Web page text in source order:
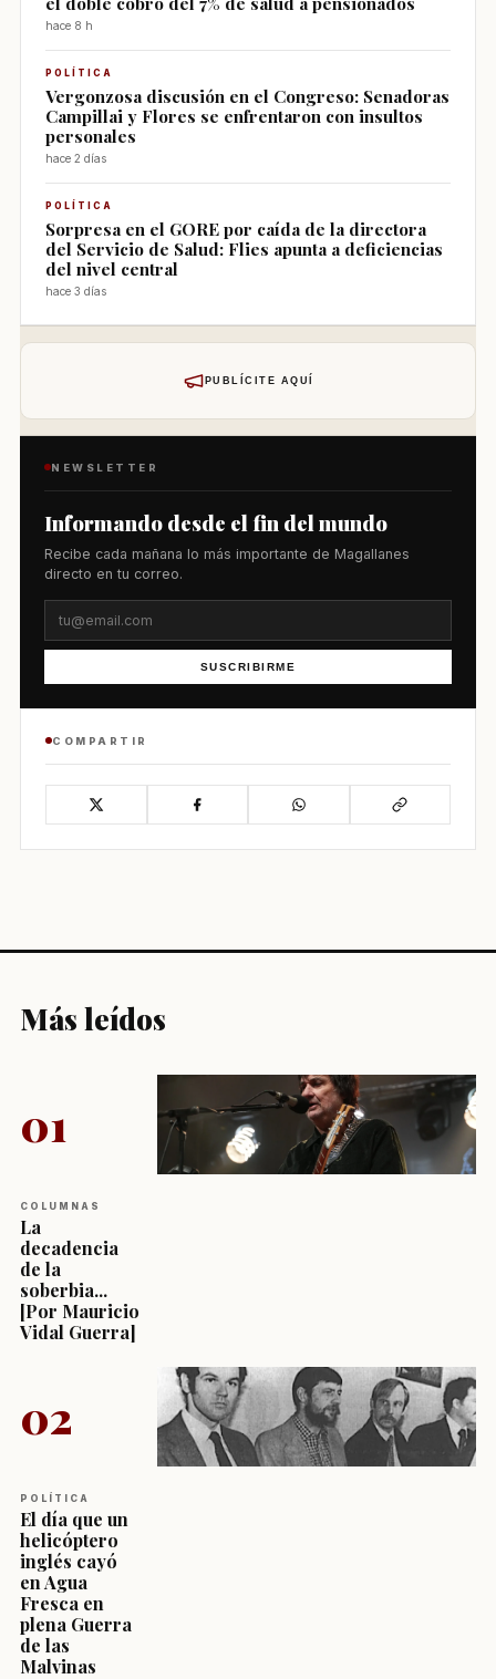
hace 8 h
POLÍTICA
Vergonzosa discusión en el Congreso: Senadoras
Campillai y Flores se enfrentaron con insultos
personales
hace 2 días
POLÍTICA
Sorpresa en el GORE por caída de la directora
del Servicio de Salud: Flies apunta a deficiencias
del nivel central
hace 3 días
PUBLÍCITE AQUÍ
NEWSLETTER
Informando desde el fin del mundo
Recibe cada mañana lo más importante de Magallanes
directo en tu correo.
SUSCRIBIRME
COMPARTIR
Más leídos
01
COLUMNAS
La
decadencia
de la
soberbia...
[Por Mauricio
Vidal Guerra]
02
POLÍTICA
El día que un
helicóptero
inglés cayó
en Agua
Fresca en
plena Guerra
de las
Malvinas